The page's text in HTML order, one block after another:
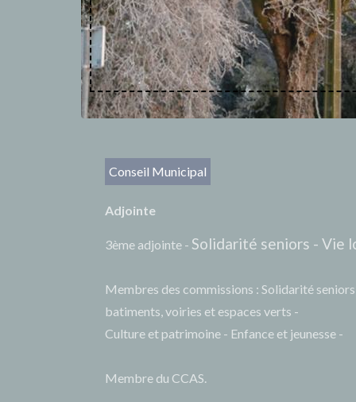
Conseil Municipal
Adjointe
3ème adjointe - Solidarité seniors - Vie
Membres des commissions : Solidarité
batiments, voiries et espaces verts -
Culture et patrimoine - Enfance et jeunesse -
Membre du CCAS.